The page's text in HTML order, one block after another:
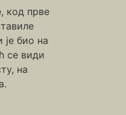
код прве
био на
се види
на